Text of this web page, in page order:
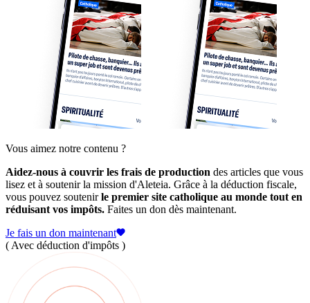
Vous aimez notre contenu ?
Aidez-nous à couvrir les frais de production des articles que vous
lisez et à soutenir la mission d'Aleteia. Grâce à la déduction fiscale,
vous pouvez soutenirle premier site catholique au monde tout en
réduisant vos impôts. Faites un don dès maintenant.
Je fais un don maintenant
( Avec déduction d'impôts )